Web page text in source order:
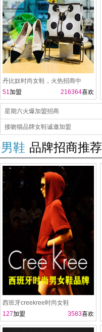
丹比奴时尚女鞋，火热招商中
216364喜欢
51加盟
星期六火爆加盟招商
接吻猫品牌女鞋诚邀加盟
男鞋 品牌招商推荐
西班牙creekree时尚女鞋
3583喜欢
127加盟